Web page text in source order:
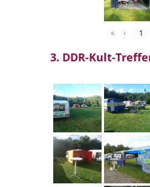
« ‹
3. DDR-Kult-